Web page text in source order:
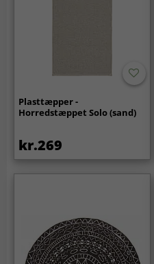
Plasttæpper -
Horredstæppet Solo (sand)
kr.269